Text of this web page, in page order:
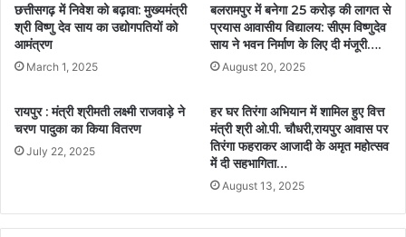
छत्तीसगढ़ में निवेश को बढ़ावा: मुख्यमंत्री
श्री विष्णु देव साय का उद्योगपतियों को
आमंत्रण
March 1, 2025
बलरामपुर में बनेगा 25 करोड़ की लागत से
प्रयास आवासीय विद्यालय: सीएम विष्णुदेव
साय ने भवन निर्माण के लिए दी मंजूरी….
August 20, 2025
रायपुर : मंत्री श्रीमती लक्ष्मी राजवाड़े ने
चरण पादुका का किया वितरण
July 22, 2025
हर घर तिरंगा अभियान में शामिल हुए वित्त
मंत्री श्री ओ.पी. चौधरी,रायपुर आवास पर
तिरंगा फहराकर आजादी के अमृत महोत्सव
में दी सहभागिता…
August 13, 2025